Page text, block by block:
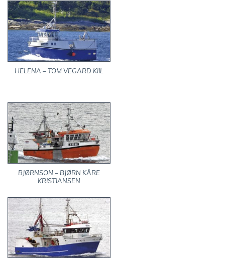
HELENA – TOM VEGARD KIIL
BJØRNSON – BJØRN KÅRE
KRISTIANSEN